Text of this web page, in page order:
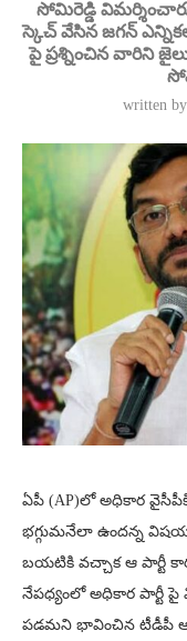
సోమిరెడ్డి
స్కెచ్ వేసిన జగన్
పై ప్రశ్నించిన వారిని
written by
ఏపీ (AP)లో అధికార వైసీపీకి
భగ్గుమనేలా ఉందన్న
బయటికి వచ్చాక ఆ పార్టీ
నేపధ్యంలో అధికార పార్టీ పై
పడమని భావించిన టీడీపీ ఆ